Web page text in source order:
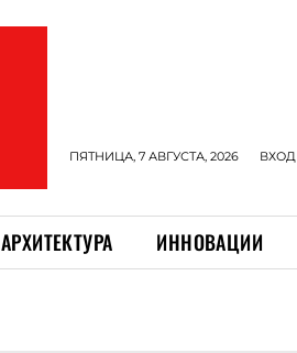
ПЯТНИЦА, 7 АВГУСТА, 2026 ВХОД
АРХИТЕКТУРА ИННОВАЦИИ